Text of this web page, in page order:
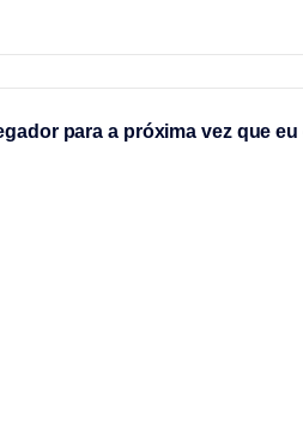
para a próxima vez que eu